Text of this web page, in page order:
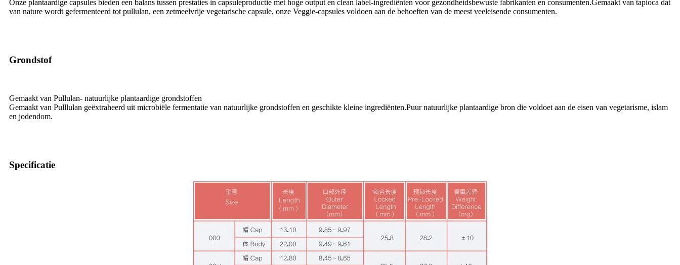
Onze plantaardige capsules bieden een balans tussen prestaties in capsuleproductie met hoge output en clean label-ingrediënten voor gezondheidsbewuste fabrikanten en consumenten.Gemaakt van tapioca dat
van nature wordt gefermenteerd tot pullulan, een zetmeelvrije vegetarische capsule, onze Veggie-capsules voldoen aan de behoeften van de meest veeleisende consumenten.
Grondstof
Gemaakt van Pullulan- natuurlijke plantaardige grondstoffen
Gemaakt van Pulllulan geëxtraheerd uit microbiële fermentatie van natuurlijke grondstoffen en geschikte kleine ingrediënten.Puur natuurlijke plantaardige bron die voldoet aan de eisen van vegetarisme, islam
en jodendom.
Specificatie